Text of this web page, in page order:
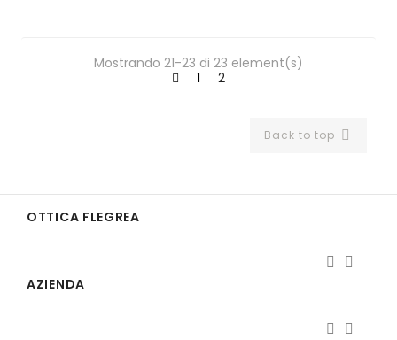
Mostrando 21-23 di 23 element(s)
1
2
Back to top 
OTTICA FLEGREA
 
AZIENDA
 